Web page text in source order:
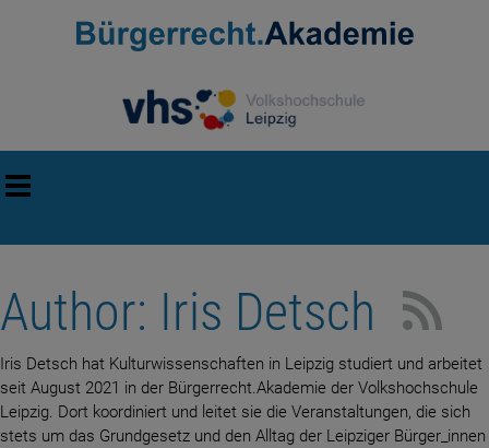
Author: Iris Detsch
Iris Detsch hat Kulturwissenschaften in Leipzig studiert und arbeitet
seit August 2021 in der Bürgerrecht.Akademie der Volkshochschule
Leipzig. Dort koordiniert und leitet sie die Veranstaltungen, die sich
stets um das Grundgesetz und den Alltag der Leipziger Bürger_innen